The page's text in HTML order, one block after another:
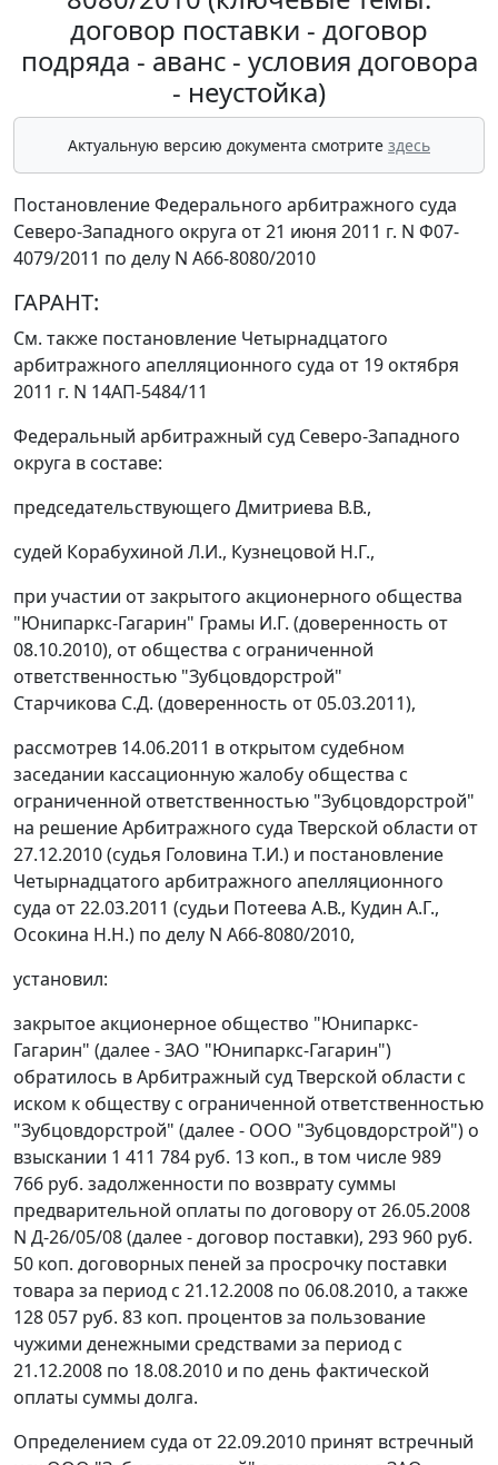
договор поставки - договор
подряда - аванс - условия договора
- неустойка)
Актуальную версию документа смотрите здесь
Постановление Федерального арбитражного суда
Северо-Западного округа от 21 июня 2011 г. N Ф07-
4079/2011 по делу N А66-8080/2010
ГАРАНТ:
См. также постановление Четырнадцатого
арбитражного апелляционного суда от 19 октября
2011 г. N 14АП-5484/11
Федеральный арбитражный суд Северо-Западного
округа в составе:
председательствующего Дмитриева В.В.,
судей Корабухиной Л.И., Кузнецовой Н.Г.,
при участии от закрытого акционерного общества
"Юнипаркс-Гагарин" Грамы И.Г. (доверенность от
08.10.2010), от общества с ограниченной
ответственностью "Зубцовдорстрой"
Старчикова С.Д. (доверенность от 05.03.2011),
рассмотрев 14.06.2011 в открытом судебном
заседании кассационную жалобу общества с
ограниченной ответственностью "Зубцовдорстрой"
на решение Арбитражного суда Тверской области от
27.12.2010 (судья Головина Т.И.) и постановление
Четырнадцатого арбитражного апелляционного
суда от 22.03.2011 (судьи Потеева А.В., Кудин А.Г.,
Осокина Н.Н.) по делу N А66-8080/2010,
установил:
закрытое акционерное общество "Юнипаркс-
Гагарин" (далее - ЗАО "Юнипаркс-Гагарин")
обратилось в Арбитражный суд Тверской области с
иском к обществу с ограниченной ответственностью
"Зубцовдорстрой" (далее - ООО "Зубцовдорстрой") о
взыскании 1 411 784 руб. 13 коп., в том числе 989
766 руб. задолженности по возврату суммы
предварительной оплаты по договору от 26.05.2008
N Д-26/05/08 (далее - договор поставки), 293 960 руб.
50 коп. договорных пеней за просрочку поставки
товара за период с 21.12.2008 по 06.08.2010, а также
128 057 руб. 83 коп. процентов за пользование
чужими денежными средствами за период с
21.12.2008 по 18.08.2010 и по день фактической
оплаты суммы долга.
Определением суда от 22.09.2010 принят встречный